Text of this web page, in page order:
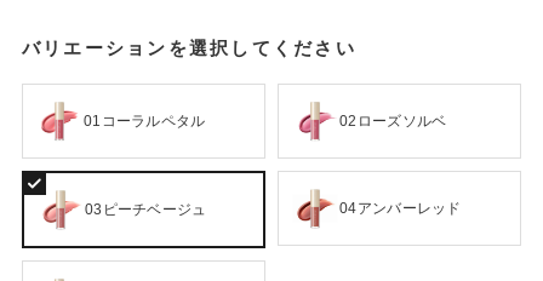
バリエーションを選択してください
01コーラルペタル 02ローズソルベ
03ピーチベージュ 04アンバーレッド